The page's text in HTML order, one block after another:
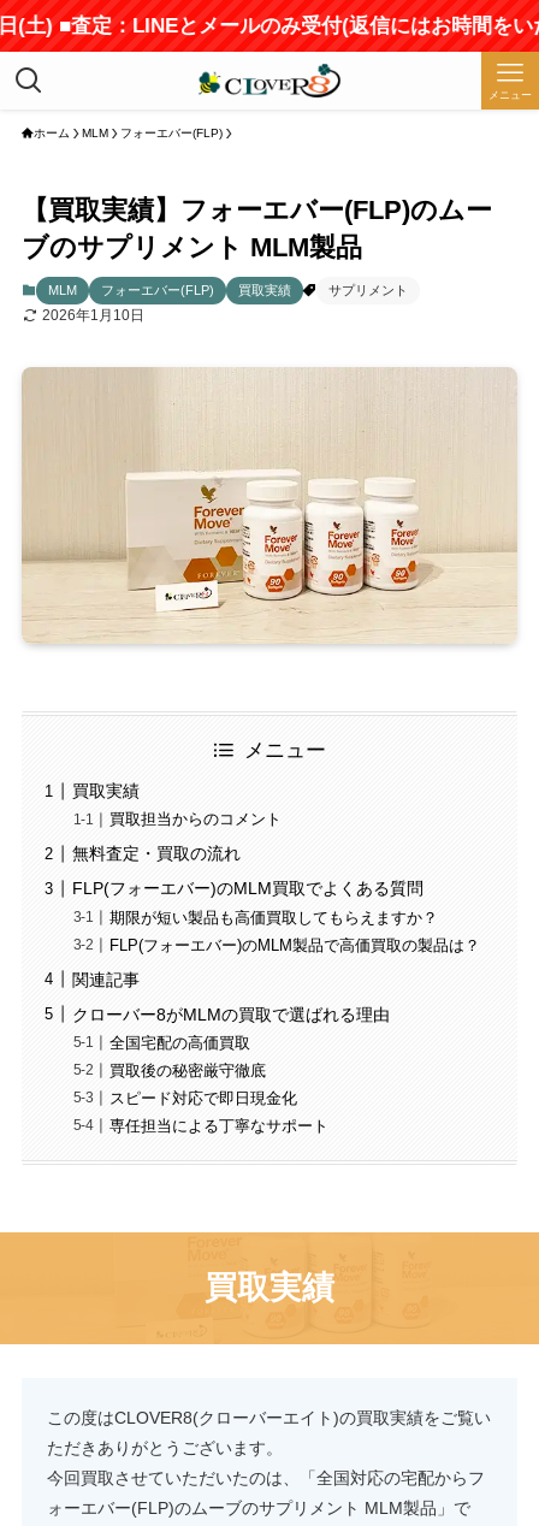
査定：LINEとメールのみ受付(返信にはお時間をいただ
メニュー
ホーム MLM フォーエバー(FLP)
【買取実績】フォーエバー(FLP)のムー
ブのサプリメント MLM製品
MLM フォーエバー(FLP) 買取実績 サプリメント
2026年1月10日
メニュー
買取実績
買取担当からのコメント
無料査定・買取の流れ
FLP(フォーエバー)のMLM買取でよくある質問
期限が短い製品も高価買取してもらえますか？
FLP(フォーエバー)のMLM製品で高価買取の製品は？
関連記事
クローバー8がMLMの買取で選ばれる理由
全国宅配の高価買取
買取後の秘密厳守徹底
スピード対応で即日現金化
専任担当による丁寧なサポート
買取実績
この度はCLOVER8(クローバーエイト)の買取実績をご覧い
ただきありがとうございます。
今回買取させていただいたのは、「全国対応の宅配からフ
ォーエバー(FLP)のムーブのサプリメント MLM製品」で